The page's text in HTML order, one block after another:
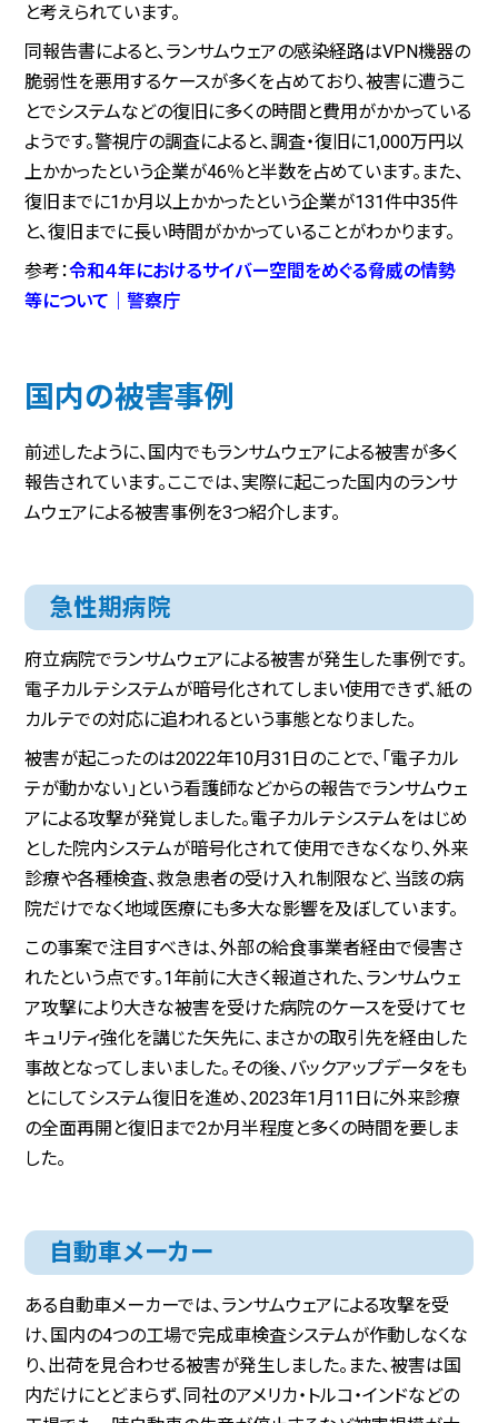
と考えられています。
同報告書によると、ランサムウェアの感染経路はVPN機器の
脆弱性を悪用するケースが多くを占めており、被害に遭うこ
とでシステムなどの復旧に多くの時間と費用がかかっている
ようです。警視庁の調査によると、調査・復旧に1,000万円以
上かかったという企業が46％と半数を占めています。また、
復旧までに1か月以上かかったという企業が131件中35件
と、復旧までに長い時間がかかっていることがわかります。
参考：令和４年におけるサイバー空間をめぐる脅威の情勢
等について｜警察庁
国内の被害事例
前述したように、国内でもランサムウェアによる被害が多く
報告されています。ここでは、実際に起こった国内のランサ
ムウェアによる被害事例を3つ紹介します。
急性期病院
府立病院でランサムウェアによる被害が発生した事例です。
電子カルテシステムが暗号化されてしまい使用できず、紙の
カルテでの対応に追われるという事態となりました。
被害が起こったのは2022年10月31日のことで、「電子カル
テが動かない」という看護師などからの報告でランサムウェ
アによる攻撃が発覚しました。電子カルテシステムをはじめ
とした院内システムが暗号化されて使用できなくなり、外来
診療や各種検査、救急患者の受け入れ制限など、当該の病
院だけでなく地域医療にも多大な影響を及ぼしています。
この事案で注目すべきは、外部の給食事業者経由で侵害さ
れたという点です。1年前に大きく報道された、ランサムウェ
ア攻撃により大きな被害を受けた病院のケースを受けてセ
キュリティ強化を講じた矢先に、まさかの取引先を経由した
事故となってしまいました。その後、バックアップデータをも
とにしてシステム復旧を進め、2023年1月11日に外来診療
の全面再開と復旧まで2か月半程度と多くの時間を要しま
した。
自動車メーカー
ある自動車メーカーでは、ランサムウェアによる攻撃を受
け、国内の4つの工場で完成車検査システムが作動しなくな
り、出荷を見合わせる被害が発生しました。また、被害は国
内だけにとどまらず、同社のアメリカ・トルコ・インドなどの